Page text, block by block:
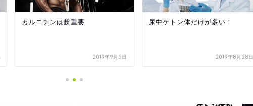
カルニチンは超重要
2019年9月5日
尿中ケトン体だけが多い！
2019年8月28日